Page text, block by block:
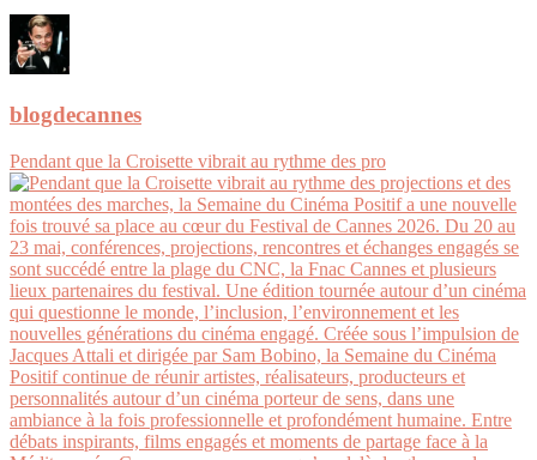
blogdecannes
Pendant que la Croisette vibrait au rythme des pro